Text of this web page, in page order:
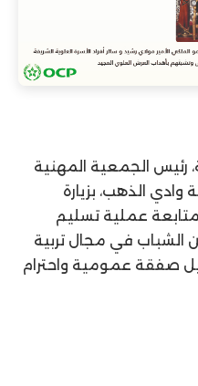
الجمعية المهنية
الذهب، بزيارة
عملية تسليم
في مجال تربية
صفقة عمومية واحترام